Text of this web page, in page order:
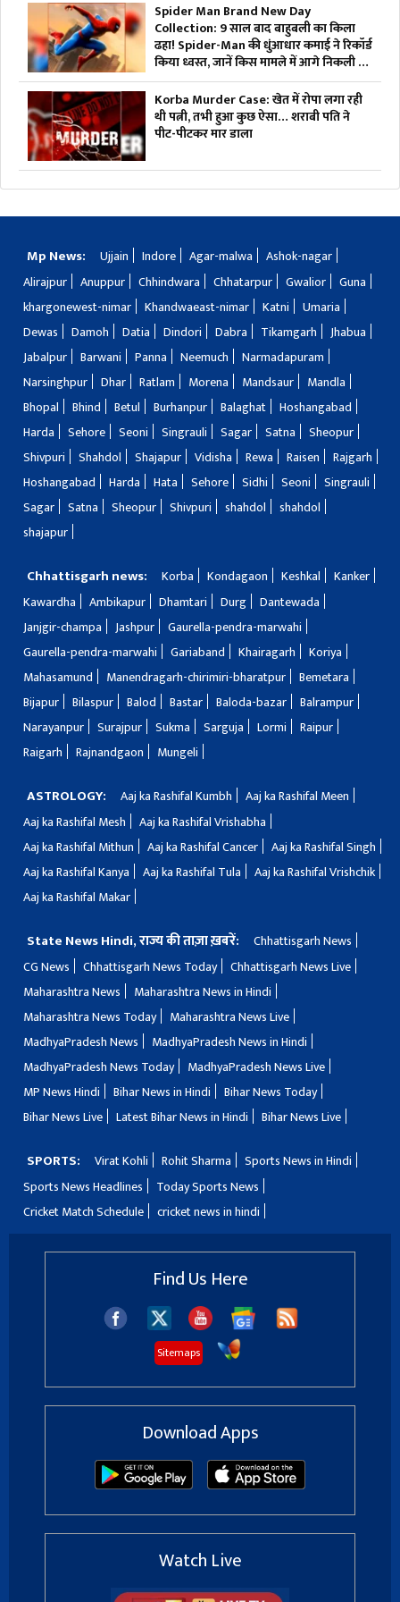
Spider Man Brand New Day
Collection: 9 साल बाद बाहुबली का किला
ढहा! Spider-Man की धुंआधार कमाई ने रिकॉर्ड
किया ध्वस्त, जानें किस मामले में आगे निकली ये
फिल्म
Korba Murder Case: खेत में रोपा लगा रही
थी पत्नी, तभी हुआ कुछ ऐसा… शराबी पति ने
पीट-पीटकर मार डाला
Mp News: Ujjain Indore Agar-malwa
Ashok-nagar
Alirajpur
Anuppur Chhindwara Chhatarpur Gwalior
Guna
khargonewest-nimar
Khandwaeast-nimar Katni
Umaria
Dewas
Damoh Datia Dindori Dabra Tikamgarh
Jhabua
Jabalpur
Barwani Panna Neemuch
Narmadapuram
Narsinghpur
Dhar Ratlam Morena Mandsaur
Mandla
Bhopal
Bhind Betul Burhanpur Balaghat
Hoshangabad
Harda
Sehore Seoni Singrauli Sagar Satna
Sheopur
Shivpuri
Shahdol Shajapur Vidisha Rewa Raisen
Rajgarh
Hoshangabad
Harda Hata Sehore Sidhi Seoni
Singrauli
Sagar
Satna Sheopur Shivpuri shahdol
shahdol
shajapur
Chhattisgarh news: Korba Kondagaon Keshkal
Kanker
Kawardha
Ambikapur Dhamtari Durg
Dantewada
Janjgir-champa
Jashpur
Gaurella-pendra-marwahi
Gaurella-pendra-marwahi
Gariaband Khairagarh
Koriya
Mahasamund
Manendragarh-chirimiri-bharatpur
Bemetara
Bijapur
Bilaspur Balod Bastar Baloda-bazar
Balrampur
Narayanpur
Surajpur Sukma Sarguja Lormi
Raipur
Raigarh
Rajnandgaon Mungeli
ASTROLOGY: Aaj ka Rashifal Kumbh
Aaj ka Rashifal Meen
Aaj ka Rashifal Mesh
Aaj ka Rashifal Vrishabha
Aaj ka Rashifal Mithun
Aaj ka Rashifal Cancer
Aaj ka Rashifal Singh
Aaj ka Rashifal Kanya
Aaj ka Rashifal Tula
Aaj ka Rashifal Vrishchik
Aaj ka Rashifal Makar
State News Hindi, राज्य की ताज़ा ख़बरें:
Chhattisgarh News
CG News
Chhattisgarh News Today
Chhattisgarh News Live
Maharashtra News
Maharashtra News in Hindi
Maharashtra News Today
Maharashtra News Live
MadhyaPradesh News
MadhyaPradesh News in Hindi
MadhyaPradesh News Today
MadhyaPradesh News Live
MP News Hindi
Bihar News in Hindi
Bihar News Today
Bihar News Live
Latest Bihar News in Hindi Bihar News Live
SPORTS: Virat Kohli Rohit Sharma
Sports News in Hindi
Sports News Headlines
Today Sports News
Cricket Match Schedule
cricket news in hindi
Find Us Here
Sitemaps
Download Apps
Watch Live